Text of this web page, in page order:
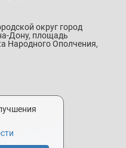
округ город
Дону, площадь
Народного Ополчения,